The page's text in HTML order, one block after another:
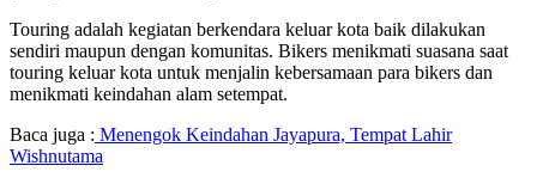
Touring adalah kegiatan berkendara keluar kota baik dilakukan
sendiri maupun dengan komunitas. Bikers menikmati suasana saat
touring keluar kota untuk menjalin kebersamaan para bikers dan
menikmati keindahan alam setempat.
Baca juga : Menengok Keindahan Jayapura, Tempat Lahir
Wishnutama